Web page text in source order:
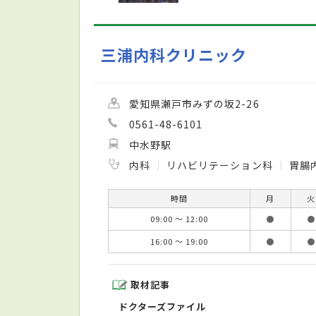
三浦内科クリニック
愛知県瀬戸市みずの坂2-26
0561-48-6101
中水野駅
内科
リハビリテーション科 胃腸
時間 月 火
09:00 ～ 12:00
● ●
16:00 ～ 19:00
● ●
取材記事
ドクターズファイル